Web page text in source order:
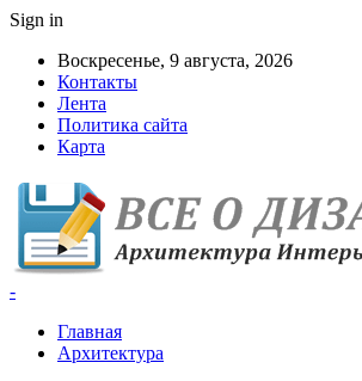
Sign in
Воскресенье, 9 августа, 2026
Контакты
Лента
Политика сайта
Карта
-
Главная
Архитектура